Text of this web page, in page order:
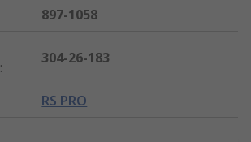
897-1058
:
304-26-183
RS PRO